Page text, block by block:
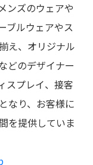
ンズのウェアや
ブルウェアやス
え、オリジナル
どのデザイナー
スプレイ、接客
なり、お客様に
を提供していま